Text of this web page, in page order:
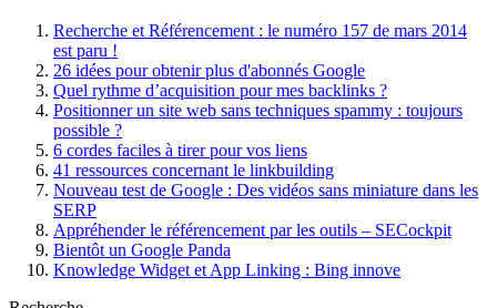
Recherche et Référencement : le numéro 157 de mars 2014
est paru !
26 idées pour obtenir plus d'abonnés Google
Quel rythme d’acquisition pour mes backlinks ?
Positionner un site web sans techniques spammy : toujours
possible ?
6 cordes faciles à tirer pour vos liens
41 ressources concernant le linkbuilding
Nouveau test de Google : Des vidéos sans miniature dans les
SERP
Appréhender le référencement par les outils – SECockpit
Bientôt un Google Panda
Knowledge Widget et App Linking : Bing innove